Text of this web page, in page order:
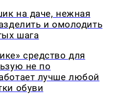
на даче, нежная
и омолодить
шага
средство для
не по
лучше любой
обуви